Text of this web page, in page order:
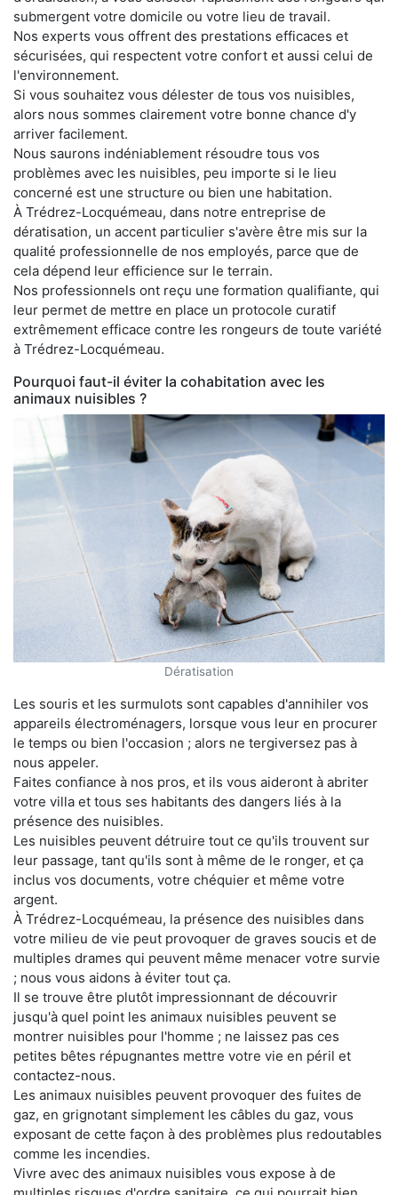
submergent votre domicile ou votre lieu de travail.
Nos experts vous offrent des prestations efficaces et
sécurisées, qui respectent votre confort et aussi celui de
l'environnement.
Si vous souhaitez vous délester de tous vos nuisibles,
alors nous sommes clairement votre bonne chance d'y
arriver facilement.
Nous saurons indéniablement résoudre tous vos
problèmes avec les nuisibles, peu importe si le lieu
concerné est une structure ou bien une habitation.
À Trédrez-Locquémeau, dans notre entreprise de
dératisation, un accent particulier s'avère être mis sur la
qualité professionnelle de nos employés, parce que de
cela dépend leur efficience sur le terrain.
Nos professionnels ont reçu une formation qualifiante, qui
leur permet de mettre en place un protocole curatif
extrêmement efficace contre les rongeurs de toute variété
à Trédrez-Locquémeau.
Pourquoi faut-il éviter la cohabitation avec les
animaux nuisibles ?
Dératisation
Les souris et les surmulots sont capables d'annihiler vos
appareils électroménagers, lorsque vous leur en procurer
le temps ou bien l'occasion ; alors ne tergiversez pas à
nous appeler.
Faites confiance à nos pros, et ils vous aideront à abriter
votre villa et tous ses habitants des dangers liés à la
présence des nuisibles.
Les nuisibles peuvent détruire tout ce qu'ils trouvent sur
leur passage, tant qu'ils sont à même de le ronger, et ça
inclus vos documents, votre chéquier et même votre
argent.
À Trédrez-Locquémeau, la présence des nuisibles dans
votre milieu de vie peut provoquer de graves soucis et de
multiples drames qui peuvent même menacer votre survie
; nous vous aidons à éviter tout ça.
Il se trouve être plutôt impressionnant de découvrir
jusqu'à quel point les animaux nuisibles peuvent se
montrer nuisibles pour l'homme ; ne laissez pas ces
petites bêtes répugnantes mettre votre vie en péril et
contactez-nous.
Les animaux nuisibles peuvent provoquer des fuites de
gaz, en grignotant simplement les câbles du gaz, vous
exposant de cette façon à des problèmes plus redoutables
comme les incendies.
Vivre avec des animaux nuisibles vous expose à de